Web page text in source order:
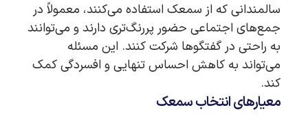
سالمندانی که از سمعک استفاده می‌کنند، معمولاً در
جمع‌های اجتماعی حضور پررنگ‌تری دارند و می‌توانند
به راحتی در گفتگوها شرکت کنند. این مسئله
می‌تواند به کاهش احساس تنهایی و افسردگی کمک
کند.
معیارهای انتخاب سمعک